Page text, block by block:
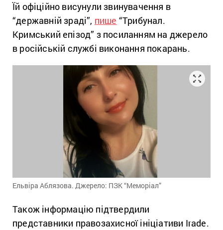
Їй офіційно висунули звинувачення в
“державній зраді”, пише “Трибунал.
Кримський епізод” з посиланням на джерело
в російській службі виконання покарань.
Ельвіра Аблязова. Джерело: ПЗК “Меморіал”
Також інформацію підтвердили
представники правозахисної ініціативи Irade.